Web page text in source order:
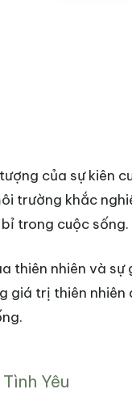
của sự kiên
trường khắc
trong cuộc sống.
thiên nhiên và
giá trị thiên
Yêu